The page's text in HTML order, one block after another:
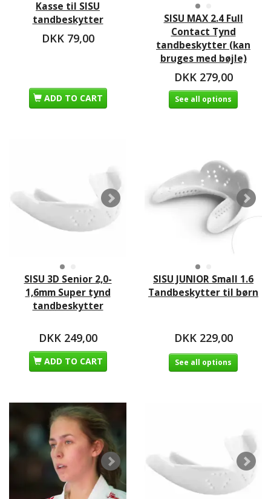
Kasse til SISU
tandbeskytter
DKK 79,00
ADD TO CART
SISU MAX 2.4 Full
Contact Tynd
tandbeskytter (kan
bruges med bøjle)
DKK 279,00
See all options
SISU 3D Senior 2,0-
1,6mm Super tynd
tandbeskytter
DKK 249,00
ADD TO CART
SISU JUNIOR Small 1.6
Tandbeskytter til børn
DKK 229,00
See all options